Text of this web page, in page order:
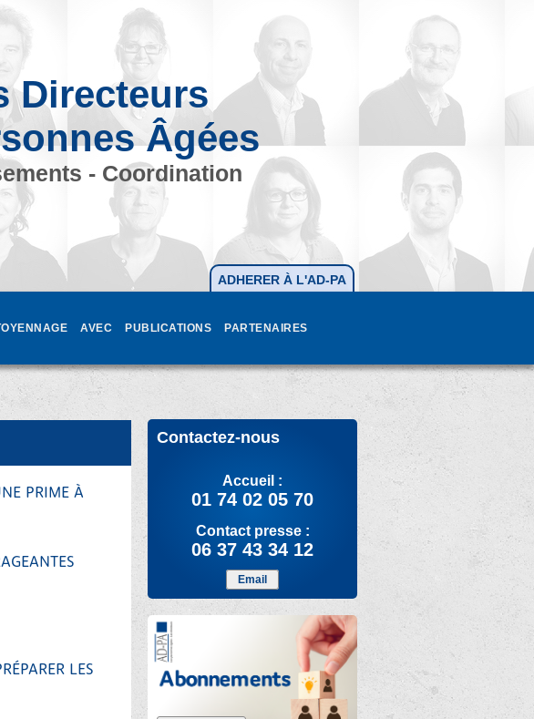
Directeurs
Âgées
- Coordination
ADHERER À L'AD-PA
AVEC PUBLICATIONS PARTENAIRES
PRIME À
LES
Contactez-nous
Accueil :
01 74 02 05 70
Contact presse :
06 37 43 34 12
Email